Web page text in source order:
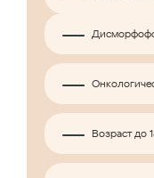
Возраст до